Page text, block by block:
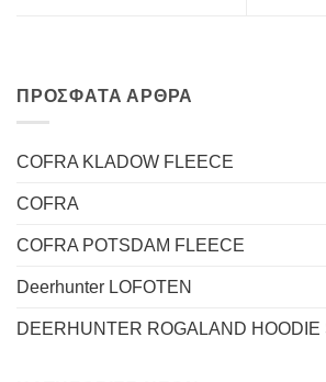
ΠΡΌΣΦΑΤΑ ΆΡΘΡΑ
COFRA KLADOW FLEECE
COFRA
COFRA POTSDAM FLEECE
Deerhunter LOFOTEN
DEERHUNTER ROGALAND HOODIE